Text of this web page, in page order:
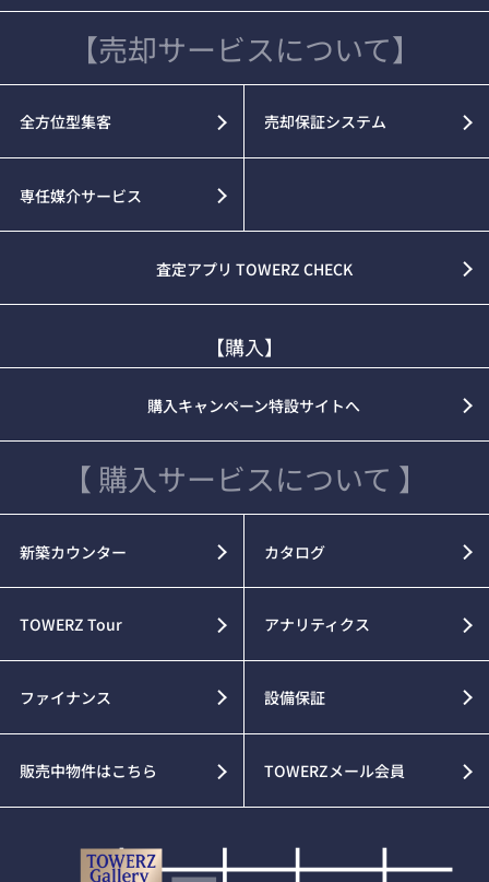
【売却サービスについて】
全方位型集客 売却保証システム
専任媒介サービス
査定アプリ TOWERZ CHECK
【購入】
購入キャンペーン特設サイトへ
【 購入サービスについて 】
新築カウンター カタログ
TOWERZ Tour アナリティクス
ファイナンス 設備保証
販売中物件はこちら TOWERZメール会員